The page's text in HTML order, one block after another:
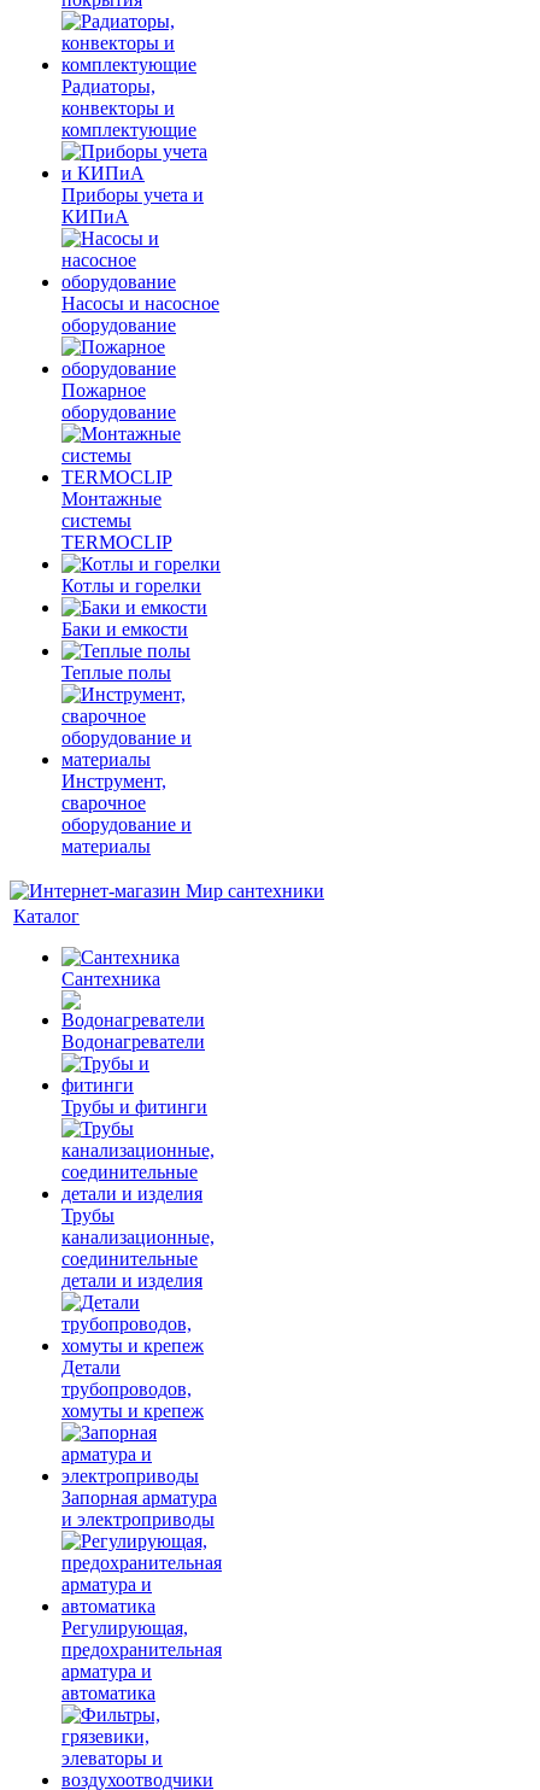
Радиаторы,
конвекторы и
комплектующие
Приборы учета и
КИПиА
Насосы и насосное
оборудование
Пожарное
оборудование
Монтажные
системы
TERMOCLIP
Котлы и горелки
Баки и емкости
Теплые полы
Инструмент,
сварочное
оборудование и
материалы
Каталог
Сантехника
Водонагреватели
Трубы и фитинги
Трубы
канализационные,
соединительные
детали и изделия
Детали
трубопроводов,
хомуты и крепеж
Запорная арматура
и электроприводы
Регулирующая,
предохранительная
арматура и
автоматика